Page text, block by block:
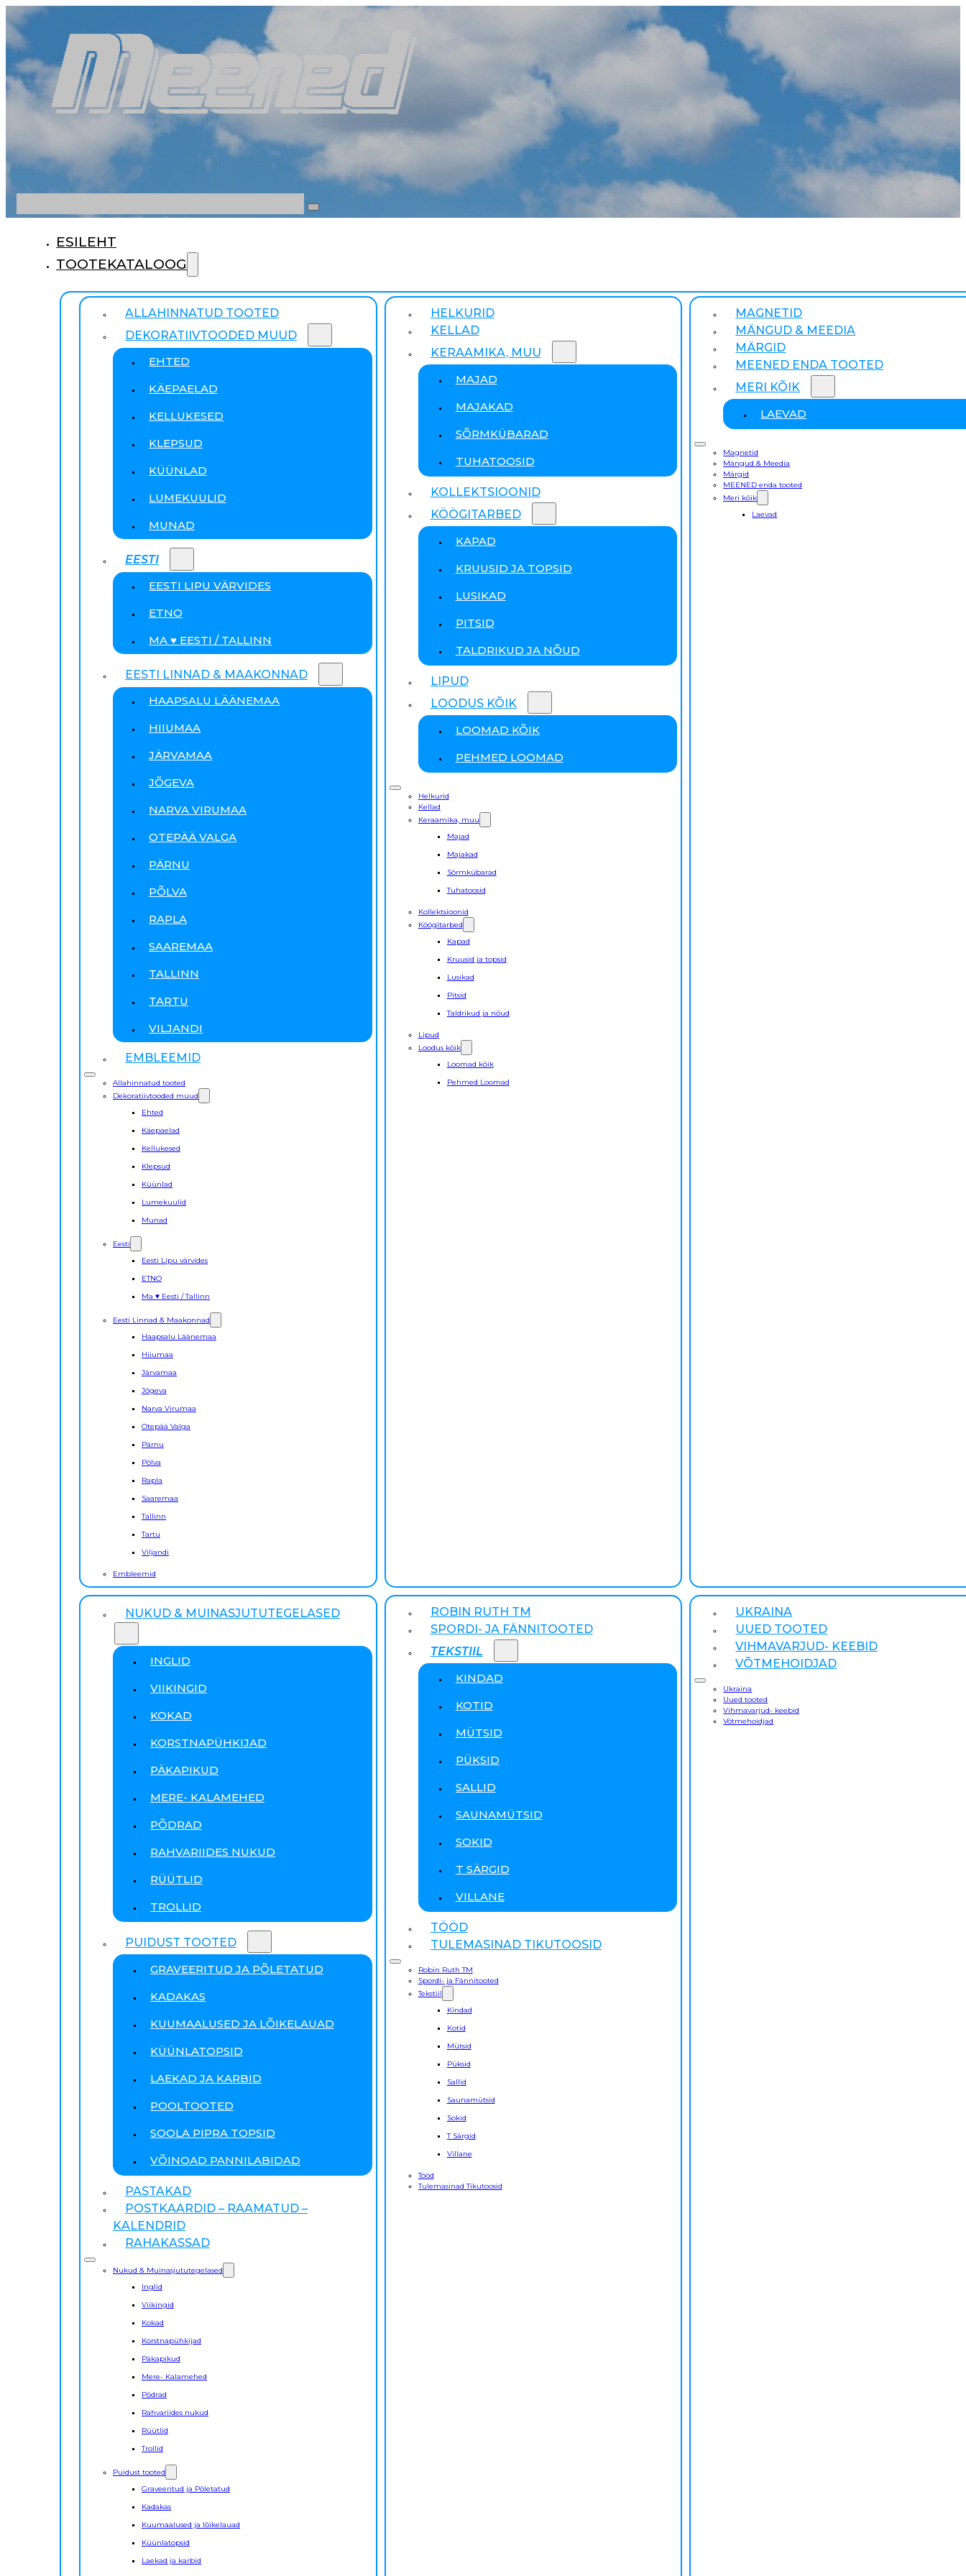
ESILEHT
TOOTEKATALOOG
ALLAHINNATUD TOOTED
DEKORATIIVTOODED MUUD
EHTED
KÄEPAELAD
KELLUKESED
KLEPSUD
KÜÜNLAD
LUMEKUULID
MUNAD
EESTI
EESTI LIPU VÄRVIDES
ETNO
MA ♥ EESTI / TALLINN
EESTI LINNAD & MAAKONNAD
HAAPSALU LÄÄNEMAA
HIIUMAA
JÄRVAMAA
JÕGEVA
NARVA VIRUMAA
OTEPÄÄ VALGA
PÄRNU
PÕLVA
RAPLA
SAAREMAA
TALLINN
TARTU
VILJANDI
EMBLEEMID
Allahinnatud tooted
Dekoratiivtooded muud
Ehted
Käepaelad
Kellukesed
Klepsud
Küünlad
Lumekuulid
Munad
Eesti
Eesti Lipu värvides
ETNO
Ma ♥ Eesti / Tallinn
Eesti Linnad & Maakonnad
Haapsalu Läänemaa
Hiiumaa
Järvamaa
Jõgeva
Narva Virumaa
Otepää Valga
Pärnu
Põlva
Rapla
Saaremaa
Tallinn
Tartu
Viljandi
Embleemid
HELKURID
KELLAD
KERAAMIKA, MUU
MAJAD
MAJAKAD
SÕRMKÜBARAD
TUHATOOSID
KOLLEKTSIOONID
KÖÖGITARBED
KAPAD
KRUUSID JA TOPSID
LUSIKAD
PITSID
TALDRIKUD JA NÕUD
LIPUD
LOODUS KÕIK
LOOMAD KÕIK
PEHMED LOOMAD
Helkurid
Kellad
Keraamika, muu
Majad
Majakad
Sõrmkübarad
Tuhatoosid
Kollektsioonid
Köögitarbed
Kapad
Kruusid ja topsid
Lusikad
Pitsid
Taldrikud ja nõud
Lipud
Loodus kõik
Loomad kõik
Pehmed Loomad
MAGNETID
MÄNGUD & MEEDIA
MÄRGID
MEENED ENDA TOOTED
MERI KÕIK
LAEVAD
Magnetid
Mängud & Meedia
Märgid
MEENED enda tooted
Meri kõik
Laevad
NUKUD & MUINASJUTUTEGELASED
INGLID
VIIKINGID
KOKAD
KORSTNAPÜHKIJAD
PÄKAPIKUD
MERE- KALAMEHED
PÕDRAD
RAHVARIIDES NUKUD
RÜÜTLID
TROLLID
PUIDUST TOOTED
GRAVEERITUD JA PÕLETATUD
KADAKAS
KUUMAALUSED JA LÕIKELAUAD
KÜÜNLATOPSID
LAEKAD JA KARBID
POOLTOOTED
SOOLA PIPRA TOPSID
VÕINOAD PANNILABIDAD
PASTAKAD
POSTKAARDID – RAAMATUD –
KALENDRID
RAHAKASSAD
Nukud & Muinasjututegelased
Inglid
Viikingid
Kokad
Korstnapühkijad
Päkapikud
Mere- Kalamehed
Põdrad
Rahvariides nukud
Rüütlid
Trollid
Puidust tooted
Graveeritud ja Põletatud
Kadakas
Kuumaalused ja lõikelauad
Küünlatopsid
Laekad ja karbid
ROBIN RUTH TM
SPORDI- JA FÄNNITOOTED
TEKSTIIL
KINDAD
KOTID
MÜTSID
PÜKSID
SALLID
SAUNAMÜTSID
SOKID
T SÄRGID
VILLANE
TÖÖD
TULEMASINAD TIKUTOOSID
Robin Ruth TM
Spordi- ja Fännitooted
Tekstiil
Kindad
Kotid
Mütsid
Püksid
Sallid
Saunamütsid
Sokid
T Särgid
Villane
Tööd
Tulemasinad Tikutoosid
UKRAINA
UUED TOOTED
VIHMAVARJUD- KEEBID
VÕTMEHOIDJAD
Ukraina
Uued tooted
Vihmavarjud- keebid
Võtmehoidjad